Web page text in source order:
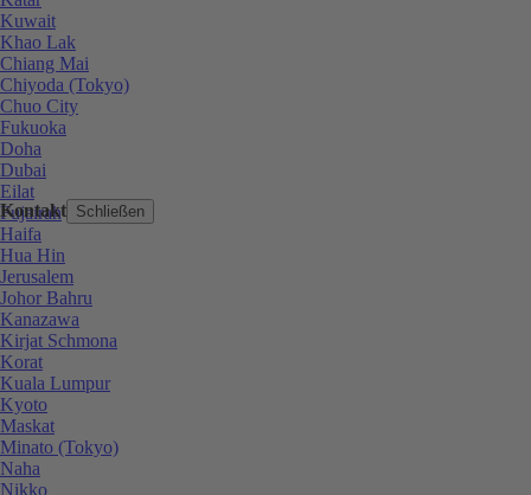
Kontakt Schließen
Kuwait
Khao Lak
Chiang Mai
Chiyoda (Tokyo)
Chuo City
Fukuoka
Doha
Dubai
Eilat
Fujairah
Haifa
Hua Hin
Jerusalem
Johor Bahru
Kanazawa
Kirjat Schmona
Korat
Kuala Lumpur
Kyoto
Maskat
Minato (Tokyo)
Naha
Nikko